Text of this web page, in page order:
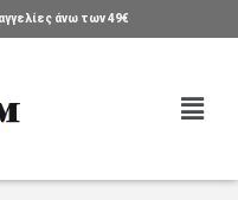
άνω των 49€